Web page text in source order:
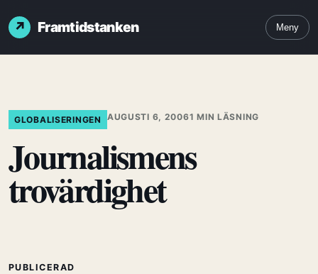
Framtidstanken Meny
GLOBALISERINGEN AUGUSTI 6, 20061 MIN LÄSNING
Journalismens
trovärdighet
PUBLICERAD